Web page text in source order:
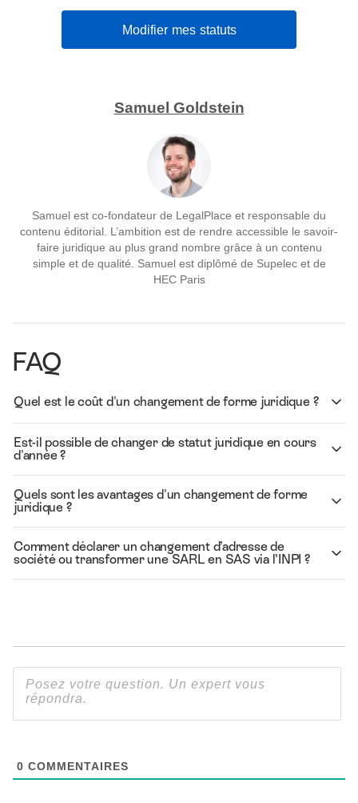
Modifier mes statuts
Samuel Goldstein
Samuel est co-fondateur de LegalPlace et responsable du
contenu éditorial. L’ambition est de rendre accessible le savoir-
faire juridique au plus grand nombre grâce à un contenu
simple et de qualité. Samuel est diplômé de Supelec et de
HEC Paris
FAQ
Quel est le coût d'un changement de forme juridique ?
Est-il possible de changer de statut juridique en cours
d'année ?
Quels sont les avantages d'un changement de forme
juridique ?
Comment déclarer un changement d’adresse de
société ou transformer une SARL en SAS via l’INPI ?
0 COMMENTAIRES